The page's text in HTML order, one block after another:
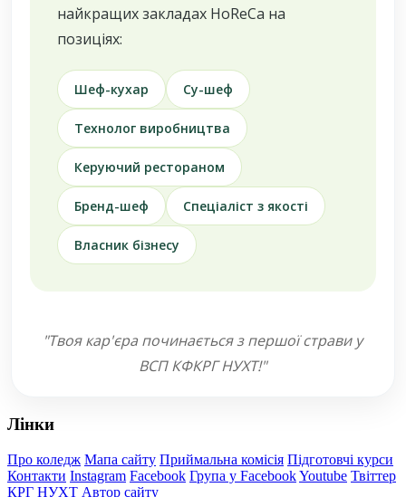
найкращих закладах HoReCa на
позиціях:
Шеф-кухар Су-шеф
Технолог виробництва
Керуючий рестораном
Бренд-шеф Спеціаліст з якості
Власник бізнесу
"Твоя кар'єра починається з першої страви у
ВСП КФКРГ НУХТ!"
Лінки
Про коледж Мапа сайту Приймальна комісія Підготовчі курси
Контакти Instagram Facebook Група у FacebookYoutube Твіттер
КРГ НУХТ Автор сайту